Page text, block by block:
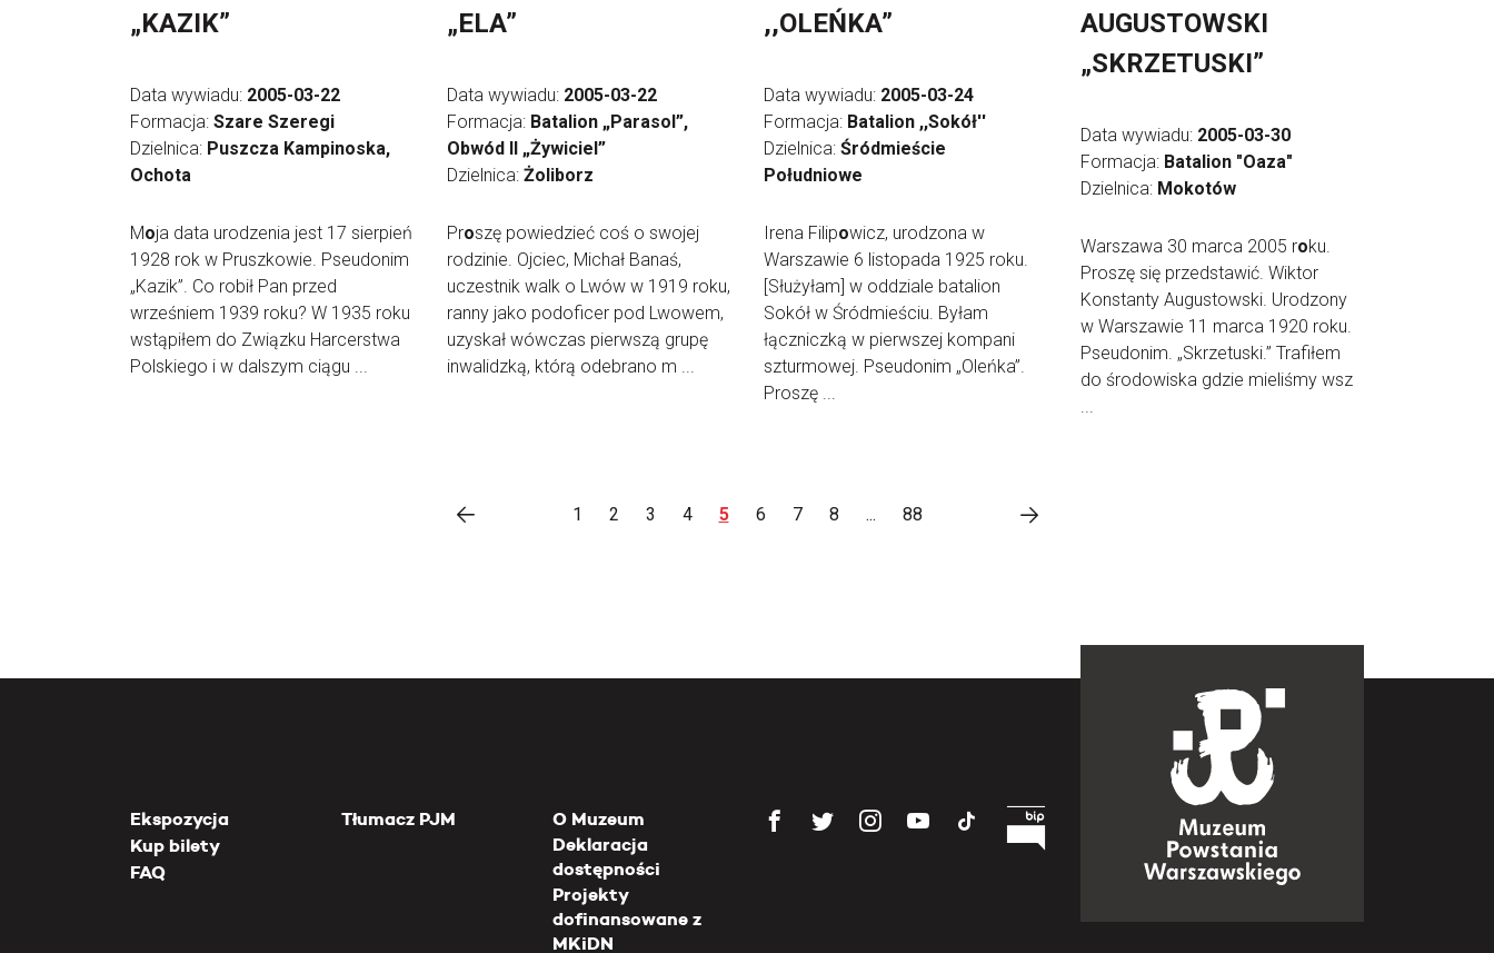
„KAZIK”
Data wywiadu: 2005-03-22
Formacja: Szare Szeregi
Dzielnica: Puszcza Kampinoska,
Ochota
Moja data urodzenia jest 17 sierpień
1928 rok w Pruszkowie. Pseudonim
„Kazik”. Co robił Pan przed
wrześniem 1939 roku? W 1935 roku
wstąpiłem do Związku Harcerstwa
Polskiego i w dalszym ciągu ...
„ELA”
Data wywiadu: 2005-03-22
Formacja: Batalion „Parasol”,
Obwód II „Żywiciel”
Dzielnica: Żoliborz
Proszę powiedzieć coś o swojej
rodzinie. Ojciec, Michał Banaś,
uczestnik walk o Lwów w 1919 roku,
ranny jako podoficer pod Lwowem,
uzyskał wówczas pierwszą grupę
inwalidzką, którą odebrano m ...
,,OLEŃKA”
Data wywiadu: 2005-03-24
Formacja: Batalion ,,Sokół''
Dzielnica: Śródmieście
Południowe
Irena Filipowicz, urodzona w
Warszawie 6 listopada 1925 roku.
[Służyłam] w oddziale batalion
Sokół w Śródmieściu. Byłam
łączniczką w pierwszej kompani
szturmowej. Pseudonim „Oleńka”.
Proszę ...
AUGUSTOWSKI
„SKRZETUSKI”
Data wywiadu: 2005-03-30
Formacja: Batalion "Oaza"
Dzielnica: Mokotów
Warszawa 30 marca 2005 roku.
Proszę się przedstawić. Wiktor
Konstanty Augustowski. Urodzony
w Warszawie 11 marca 1920 roku.
Pseudonim. „Skrzetuski.” Trafiłem
do środowiska gdzie mieliśmy wsz
...
1 2 3 4 5 6 7 8 ... 88
Ekspozycja
Kup bilety
FAQ
Tłumacz PJM
O Muzeum
Deklaracja
dostępności
Projekty
dofinansowane z
MKiDN